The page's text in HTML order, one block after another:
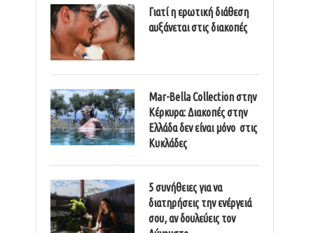
Γιατί η ερωτική διάθεση
αυξάνεται στις διακοπές
Mar-Bella Collection στην
Κέρκυρα: Διακοπές στην
Ελλάδα δεν είναι μόνο στις
Κυκλάδες
5 συνήθειες για να
διατηρήσεις την ενέργειά
σου, αν δουλεύεις τον